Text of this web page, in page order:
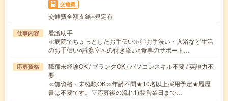
交通費
交通費全額支給※規定有
仕事内容
看護助手
≪病院でちょっとしたお手伝い≫〇お手洗い・入浴など生活
のお手伝い○診察室への付き添い○食事のサポート…
応募資格
職種未経験OK / ブランクOK / パソコンスキル不要 / 英語力不
要
≪無資格・未経験OK≫年齢不問★10名以上採用予定★履歴
書は不要です。▽応募後の流れ1)翌営業日まで…